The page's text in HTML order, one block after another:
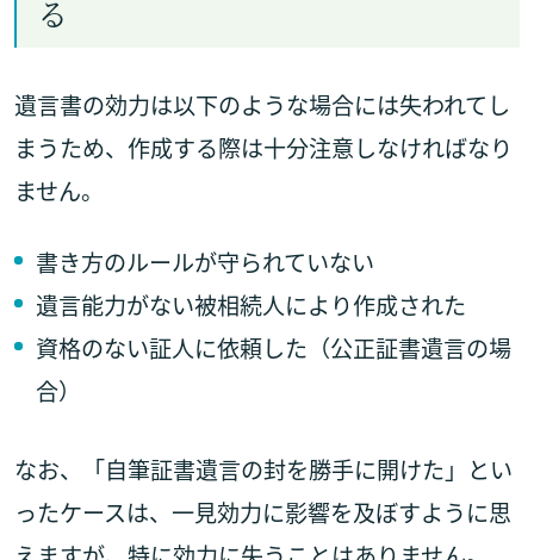
る
遺言書の効力は以下のような場合には失われてし
まうため、作成する際は十分注意しなければなり
ません。
書き方のルールが守られていない
遺言能力がない被相続人により作成された
資格のない証人に依頼した（公正証書遺言の場
合）
なお、「自筆証書遺言の封を勝手に開けた」とい
ったケースは、一見効力に影響を及ぼすように思